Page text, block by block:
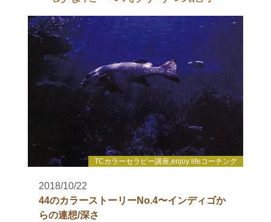
TCカラーセラピー講座,enjoy lifeコーチング
2018/10/22
44のカラーストーリーNo.4〜インディゴか
らの連想/深さ